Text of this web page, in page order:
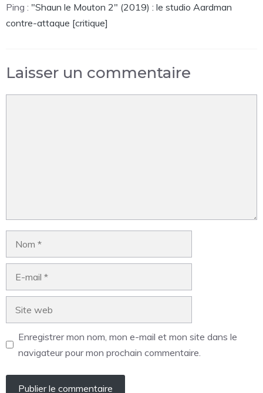
Ping : "Shaun le Mouton 2" (2019) : le studio Aardman
contre-attaque [critique]
Laisser un commentaire
Enregistrer mon nom, mon e-mail et mon site dans le
navigateur pour mon prochain commentaire.